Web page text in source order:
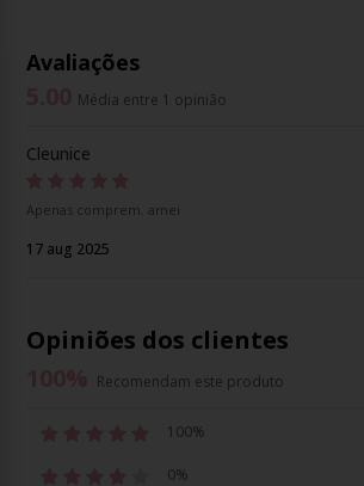
Avaliações
Média entre 1 opinião
Cleunice
Apenas comprem. amei
17 aug 2025
Opiniões dos clientes
Recomendam este produto
100%
0%